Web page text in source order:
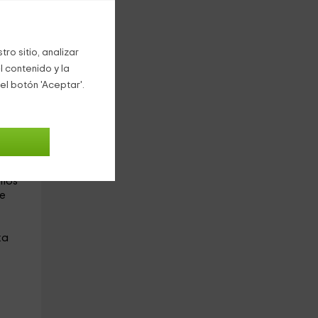
sitio, analizar
contenido y la
botón 'Aceptar'.
a